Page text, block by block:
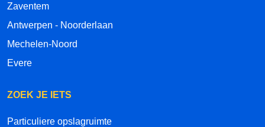
Zaventem
Antwerpen - Noorderlaan
Mechelen-Noord
Evere
ZOEK JE IETS
Particuliere opslagruimte